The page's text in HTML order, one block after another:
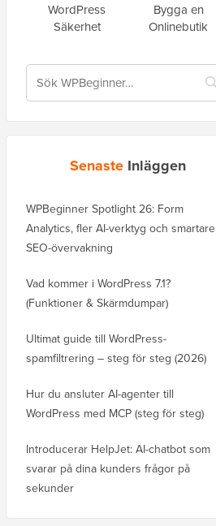
WordPress
Säkerhet
Bygga en
Onlinebutik
Senaste Inläggen
WPBeginner Spotlight 26: Form
Analytics, fler AI-verktyg och smartare
SEO-övervakning
Vad kommer i WordPress 7.1?
(Funktioner & Skärmdumpar)
Ultimat guide till WordPress-
spamfiltrering – steg för steg (2026)
Hur du ansluter AI-agenter till
WordPress med MCP (steg för steg)
Introducerar HelpJet: AI-chatbot som
svarar på dina kunders frågor på
sekunder